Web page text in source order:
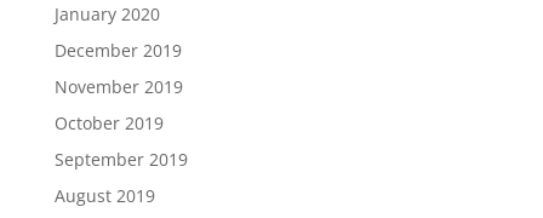
January 2020
December 2019
November 2019
October 2019
September 2019
August 2019